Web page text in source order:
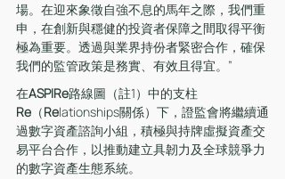
場。在迎來象徵自強不息的馬年之際，我們重
申，在創新與穩健的投資者保障之間取得平衡
極為重要。透過與業界持份者緊密合作，確保
我們的監管政策是務實、有效且得宜。”
在ASPIRe路線圖（註1）中的支柱
Re （Relationships關係）下，證監會將繼續通
過數字資產諮詢小組，積極與持牌虛擬資產交
易平台合作，以推動建立具韌力及全球競爭力
的數字資產生態系統。